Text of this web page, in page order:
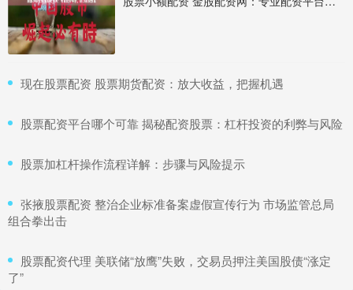
​现在股票配资 股票期货配资：放大收益，把握机遇
​股票配资平台哪个可靠 揭秘配资股票：杠杆投资的利弊与风险
​股票加杠杆操作流程详解：步骤与风险提示
​张掖股票配资 整治企业标准备案虚假宣传行为 市场监管总局
组合拳出击
​股票配资代理 美联储“放鹰”失败，交易员押注美国股债“涨定
了”